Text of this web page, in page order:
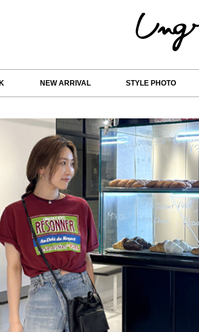
NEW ARRIVAL STYLE PHOTO